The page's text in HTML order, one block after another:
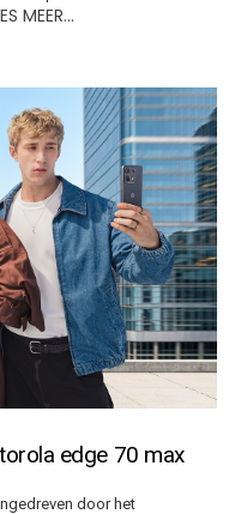
MEER…
edge 70 max
door het